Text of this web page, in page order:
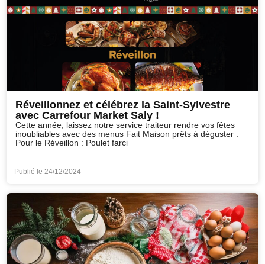
Réveillonnez et célébrez la Saint-Sylvestre
avec Carrefour Market Saly !
Cette année, laissez notre service traiteur rendre vos fêtes
inoubliables avec des menus Fait Maison prêts à déguster :
Pour le Réveillon : Poulet farci
Publié le 24/12/2024